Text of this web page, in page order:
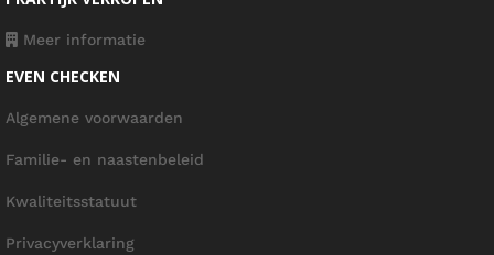
Meer informatie
EVEN CHECKEN
Algemene voorwaarden
Familie- en naastenbeleid
Kwaliteitsstatuut
Privacyverklaring